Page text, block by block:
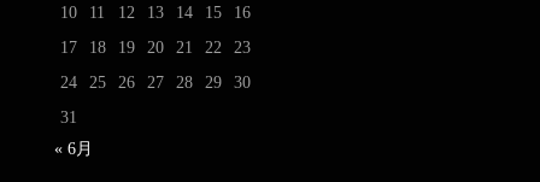
10
11 12 13 14 15
16
17
18 19 20 21 22
23
24
25 26 27 28 29
30
31
« 6月